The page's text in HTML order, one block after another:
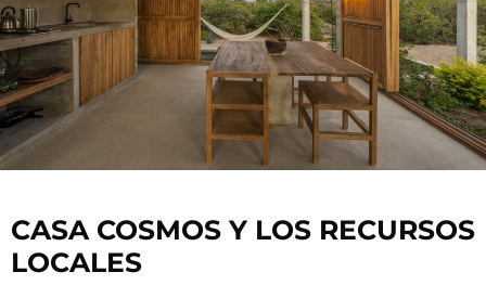
CASA COSMOS Y LOS RECURSOS
LOCALES